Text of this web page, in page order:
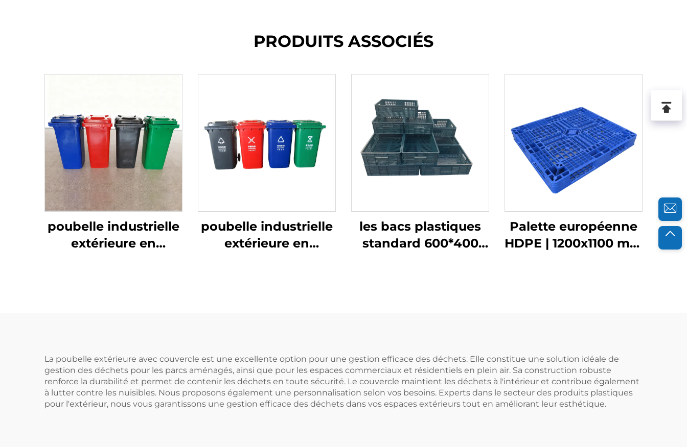
PRODUITS ASSOCIÉS
poubelle industrielle
extérieure en
poubelle industrielle
extérieure en
les bacs plastiques
standard 600*400
Palette européenne
HDPE | 1200x1100 mm
La poubelle extérieure avec couvercle est une excellente option pour une gestion efficace des déchets. Elle constitue une solution idéale de
gestion des déchets pour les parcs aménagés, ainsi que pour les espaces commerciaux et résidentiels en plein air. Sa construction robuste
renforce la durabilité et permet de contenir les déchets en toute sécurité. Le couvercle maintient les déchets à l'intérieur et contribue également
à lutter contre les nuisibles. Nous proposons également une personnalisation selon vos besoins. Experts dans le secteur des produits plastiques
pour l'extérieur, nous vous garantissons une gestion efficace des déchets dans vos espaces extérieurs tout en améliorant leur esthétique.